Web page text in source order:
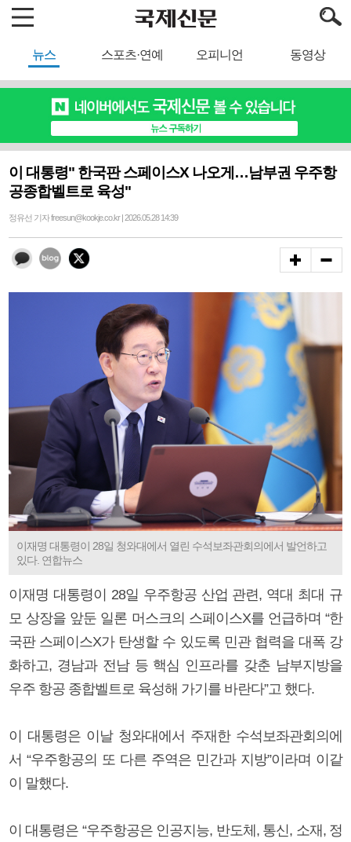
뉴스 스포츠·연예 오피니언 동영상
이 대통령" 한국판 스페이스X 나오게…남부권 우주항
공종합벨트로 육성"
정유선 기자 freesun@kookje.co.kr | 2026.05.28 14:39
이재명 대통령이 28일 청와대에서 열린 수석보좌관회의에서 발언하고
있다. 연합뉴스
이재명 대통령이 28일 우주항공 산업 관련, 역대 최대 규
모 상장을 앞둔 일론 머스크의 스페이스X를 언급하며 “한
국판 스페이스X가 탄생할 수 있도록 민관 협력을 대폭 강
화하고, 경남과 전남 등 핵심 인프라를 갖춘 남부지방을
우주 항공 종합벨트로 육성해 가기를 바란다”고 했다.
이 대통령은 이날 청와대에서 주재한 수석보좌관회의에
서 “우주항공의 또 다른 주역은 민간과 지방”이라며 이같
이 말했다.
이 대통령은 “우주항공은 인공지능, 반도체, 통신, 소재, 정